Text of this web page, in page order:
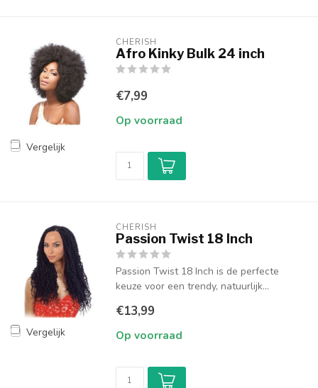
Vergelijk
CHERISH
Afro Kinky Bulk 24 inch
€7,99
Op voorraad
Vergelijk
CHERISH
Passion Twist 18 Inch
Passion Twist 18 Inch is de perfecte
keuze voor een trendy, natuurlijk...
€13,99
Op voorraad